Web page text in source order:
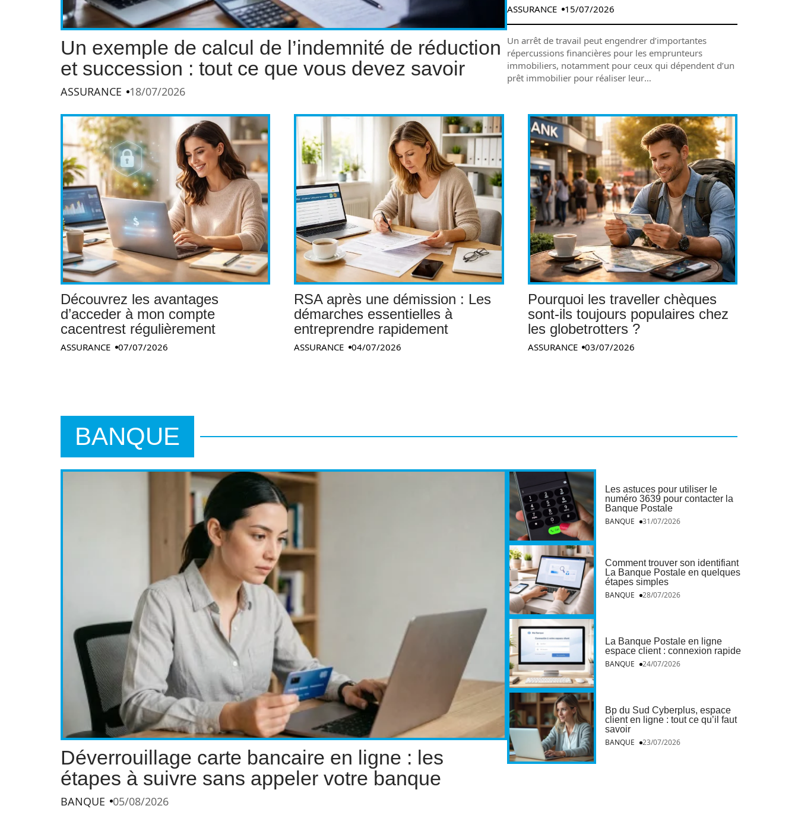
Un exemple de calcul de l’indemnité de réduction
et succession : tout ce que vous devez savoir
ASSURANCE 18/07/2026
ASSURANCE 15/07/2026
Un arrêt de travail peut engendrer d’importantes
répercussions financières pour les emprunteurs
immobiliers, notamment pour ceux qui dépendent d’un
prêt immobilier pour réaliser leur…
Découvrez les avantages
d’acceder à mon compte
cacentrest régulièrement
ASSURANCE 07/07/2026
RSA après une démission : Les
démarches essentielles à
entreprendre rapidement
ASSURANCE 04/07/2026
Pourquoi les traveller chèques
sont-ils toujours populaires chez
les globetrotters ?
ASSURANCE 03/07/2026
BANQUE
Déverrouillage carte bancaire en ligne : les
étapes à suivre sans appeler votre banque
BANQUE 05/08/2026
Les astuces pour utiliser le
numéro 3639 pour contacter la
Banque Postale
BANQUE
31/07/2026
Comment trouver son identifiant
La Banque Postale en quelques
étapes simples
BANQUE
28/07/2026
La Banque Postale en ligne
espace client : connexion rapide
BANQUE
24/07/2026
Bp du Sud Cyberplus, espace
client en ligne : tout ce qu’il faut
savoir
BANQUE
23/07/2026